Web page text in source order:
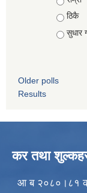
ठिकै
सुधार
Older polls
Results
कर तथा
आ ब २०८०।८१